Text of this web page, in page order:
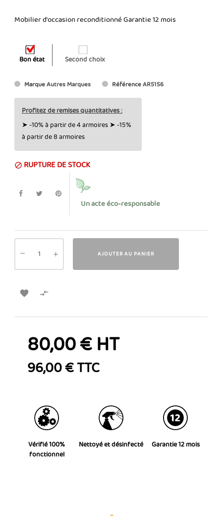
Mobilier d'occasion reconditionné Garantie 12 mois
Bon état Second choix
MarqueAutres Marques RéférenceAR5156
Profitez de remises quantitatives :
➤ -10% à partir de 4 armoires ➤ -15%
à partir de 8 armoires
 RUPTURE DE STOCK
Un acte éco-responsable
AJOUTER AU PANIER
 
80,00 € HT
96,00 € TTC
Garantie 12 mois
Nettoyé et désinfecté
Vérifié 100%
fonctionnel